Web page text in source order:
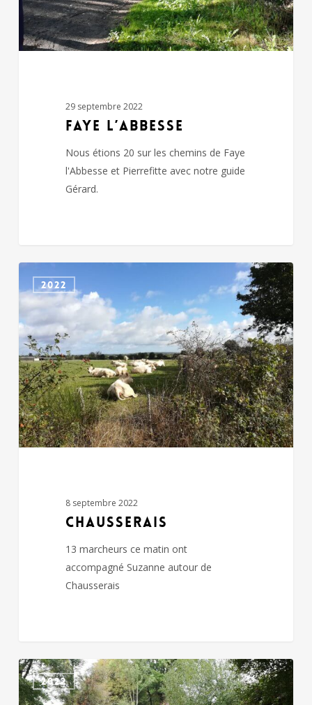
29 septembre 2022
FAYE L’ABBESSE
Nous étions 20 sur les chemins de Faye
l'Abbesse et Pierrefitte avec notre guide
Gérard.
2022
8 septembre 2022
CHAUSSERAIS
13 marcheurs ce matin ont
accompagné Suzanne autour de
Chausserais
LA
CHAPELLE
2022